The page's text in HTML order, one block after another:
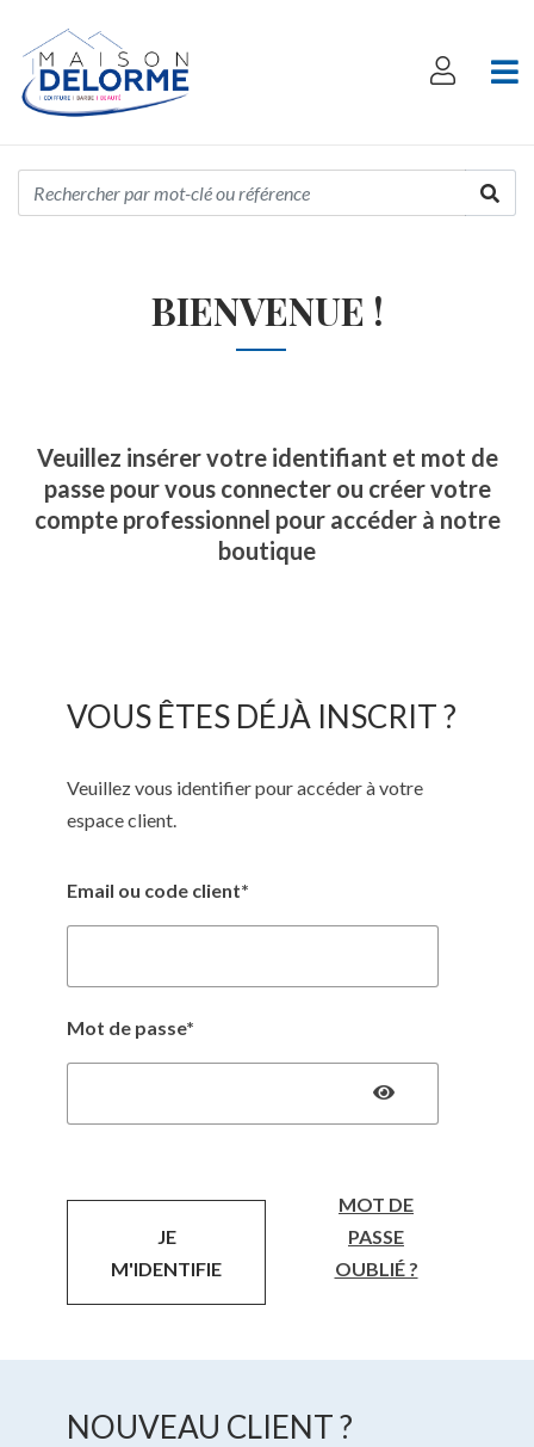
BIENVENUE !
Veuillez insérer votre identifiant et mot de
passe pour vous connecter ou créer votre
compte professionnel pour accéder à notre
boutique
VOUS ÊTES DÉJÀ INSCRIT ?
Veuillez vous identifier pour accéder à votre
espace client.
Email ou code client*
Mot de passe*
JE
M'IDENTIFIE
MOT DE
PASSE
OUBLIÉ ?
NOUVEAU CLIENT ?